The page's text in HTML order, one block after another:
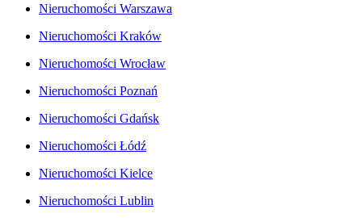
Nieruchomości Warszawa
Nieruchomości Kraków
Nieruchomości Wrocław
Nieruchomości Poznań
Nieruchomości Gdańsk
Nieruchomości Łódź
Nieruchomości Kielce
Nieruchomości Lublin